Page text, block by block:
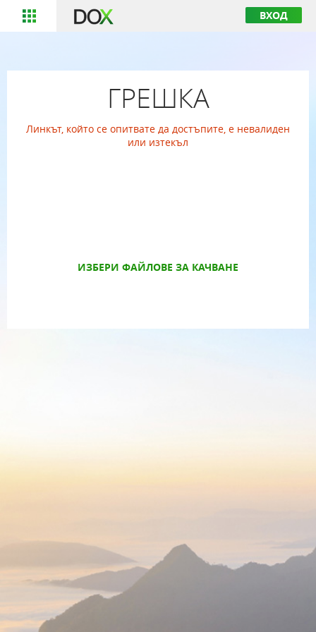
ВХОД
ГРЕШКА
Линкът, който се опитвате да достъпите, е невалиден
или изтекъл
ИЗБЕРИ ФАЙЛОВЕ ЗА КАЧВАНЕ